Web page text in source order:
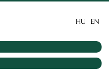
HU EN